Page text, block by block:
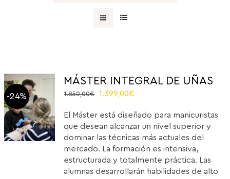
-24%
MÁSTER INTEGRAL DE UÑAS
1.850,00€
El
original
era:
1.850,00€.
1.399,00€
actual
es:
1.399,00€.
El Máster está diseñado para manicuristas
que desean alcanzar un nivel superior y
dominar las técnicas más actuales del
mercado. La formación es intensiva,
estructurada y totalmente práctica. Las
alumnas desarrollarán habilidades de alto